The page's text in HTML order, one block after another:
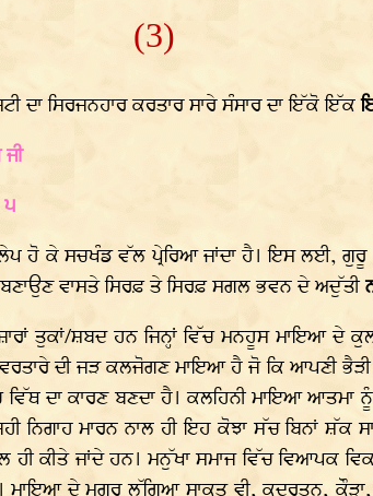
(3)
ਦਾ ਸਿਰਜਨਹਾਰ ਕਰਤਾਰ ਸਾਰੇ ਸੰਸਾਰ ਦਾ ਇੱਕੋ ਇੱਕ
ਕੇ ਸਚਖੰਡ ਵੱਲ ਪ੍ਰੇਰਿਆ ਜਾਂਦਾ ਹੈ। ਇਸ ਲਈ, ਗੁਰੂ
ਵਾਸਤੇ ਸਿਰਫ਼ ਤੇ ਸਿਰਫ਼ ਸਗਲ ਭਵਨ ਦੇ ਅਦੁੱਤੀ
ਤੁਕਾਂ/ਸ਼ਬਦ ਹਨ ਜਿਨ੍ਹਾਂ ਵਿੱਚ ਮਨਹੂਸ ਮਾਇਆ ਦੇ
ਦੀ ਜੜ ਕਲਜੋਗਣ ਮਾਇਆ ਹੈ ਜੋ ਕਿ ਆਪਣੀ
ਵਿੱਥ ਦਾ ਕਾਰਣ ਬਣਦਾ ਹੈ। ਕਲਹਿਨੀ ਮਾਇਆ
ਨਿਗਾਹ ਮਾਰਨ ਨਾਲ ਹੀ ਇਹ ਕੋਝਾ ਸੱਚ ਬਿਨਾਂ ਸ਼ੱਕ
ਕੀਤੇ ਜਾਂਦੇ ਹਨ। ਮਨੁੱਖਾ ਸਮਾਜ ਵਿੱਚ ਵਿਆਪਕ